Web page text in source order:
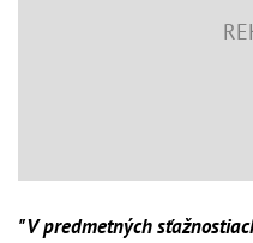
"V predmetných